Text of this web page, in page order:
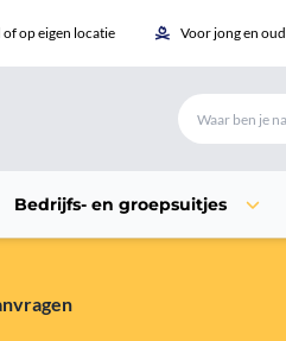
op eigen locatie Voor jong en oud
Bedrijfs- en groepsuitjes